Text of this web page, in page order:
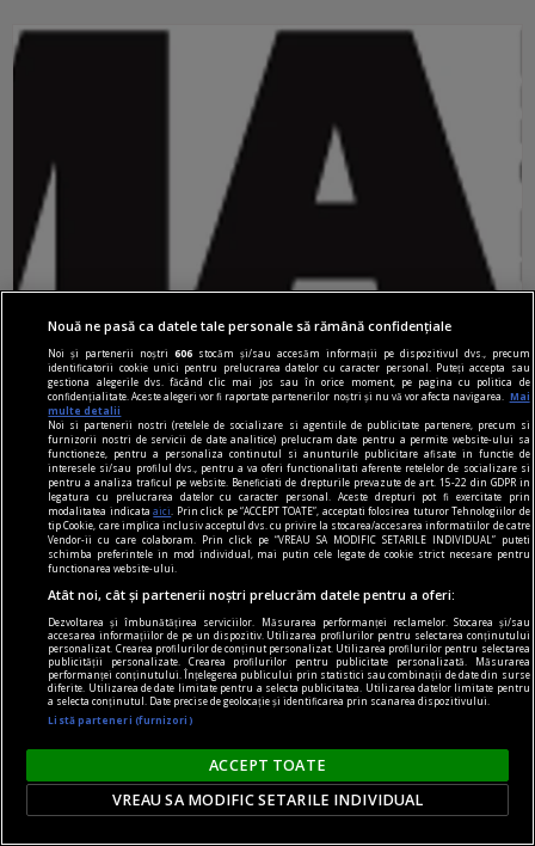
Din vieaţa unui extremist de centru...
„Lucruri mici cu bucurii mari care-ţi înveselesc
inima“
Sînt binişor binedispus şi îmi prezint scuzele
cuvenite; dau astfel ascultare unui bun prieten
care aşa m-a sfătuit, apăsat: „trăim o vreme atît
de rea încît, dacă te simţi o clipă cît de cît bine,
trebuie să ceri pardon“. E cazul meu.
Radu COSAŞU
Nouă ne pasă ca datele tale personale să rămână confidențiale
Noi și partenerii noștri606 stocăm și/sau accesăm informații pe dispozitivul dvs., precum
identificatorii cookie unici pentru prelucrarea datelor cu caracter personal. Puteți accepta sau
gestiona alegerile dvs. făcând clic mai jos sau în orice moment, pe pagina cu politica de
confidențialitate. Aceste alegeri vor fi raportate partenerilor noștri și nu vă vor afecta navigarea.
Mai
multe detalii
Noi si partenerii nostri (retelele de socializare si agentiile de publicitate partenere, precum si
furnizorii nostri de servicii de date analitice) prelucram date pentru a permite website-ului sa
functioneze, pentru a personaliza continutul si anunturile publicitare afisate in functie de
interesele si/sau profilul dvs., pentru a va oferi functionalitati aferente retelelor de socializare si
pentru a analiza traficul pe website. Beneficiati de drepturile prevazute de art. 15-22 din GDPR in
legatura cu prelucrarea datelor cu caracter personal. Aceste drepturi pot fi exercitate prin
modalitatea indicataaici
. Prin click pe “ACCEPT TOATE”, acceptati folosirea tuturor Tehnologiilor de
tip Cookie, care implica inclusiv acceptul dvs. cu privire la stocarea/accesarea informatiilor de catre
Vendor-ii cu care colaboram. Prin click pe “VREAU SA MODIFIC SETARILE INDIVIDUAL” puteti
schimba preferintele in mod individual, mai putin cele legate de cookie strict necesare pentru
functionarea website-ului.
Atât noi, cât și partenerii noștri prelucrăm datele pentru a oferi:
Dezvoltarea și îmbunătățirea serviciilor. Măsurarea performanței reclamelor. Stocarea și/sau
accesarea informațiilor de pe un dispozitiv. Utilizarea profilurilor pentru selectarea conținutului
personalizat. Crearea profilurilor de conținut personalizat. Utilizarea profilurilor pentru selectarea
publicității personalizate. Crearea profilurilor pentru publicitate personalizată. Măsurarea
performanței conținutului. Înțelegerea publicului prin statistici sau combinații de date din surse
diferite. Utilizarea de date limitate pentru a selecta publicitatea. Utilizarea datelor limitate pentru
a selecta conținutul. Date precise de geolocație și identificarea prin scanarea dispozitivului.
Listă parteneri (furnizori)
ACCEPT TOATE
VREAU SA MODIFIC SETARILE INDIVIDUAL